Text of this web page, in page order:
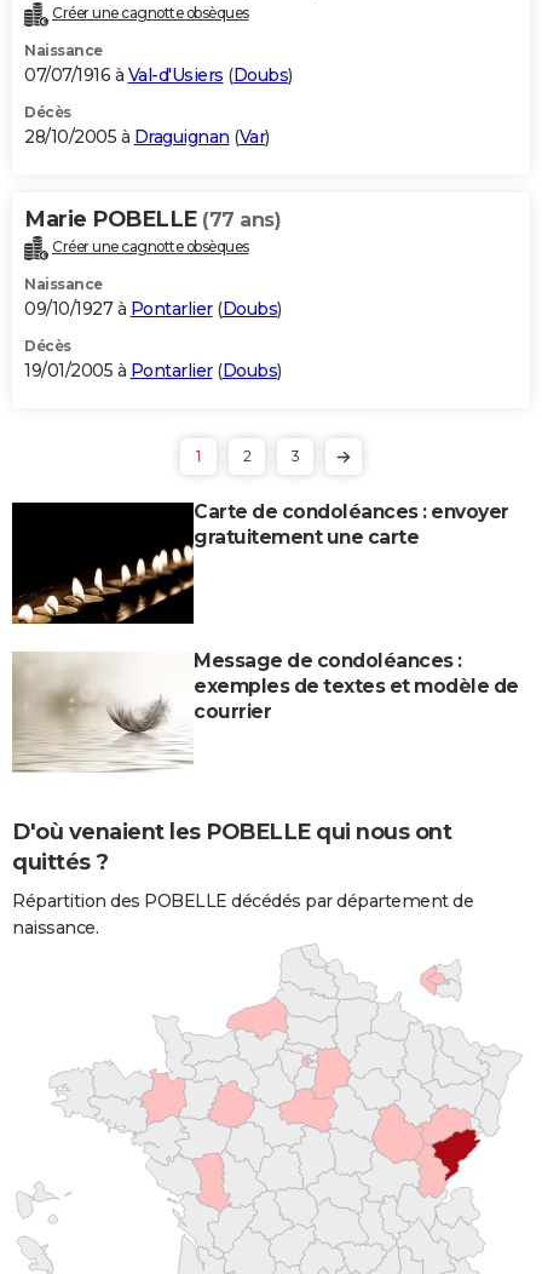
Créer une cagnotte obsèques
Naissance
07/07/1916 à Val-d'Usiers (Doubs)
Décès
28/10/2005 à Draguignan (Var)
Marie POBELLE (77 ans)
Créer une cagnotte obsèques
Naissance
09/10/1927 à Pontarlier(Doubs)
Décès
19/01/2005 à Pontarlier(Doubs)
1 2 3
Carte de condoléances : envoyer
gratuitement une carte
Message de condoléances :
exemples de textes et modèle de
courrier
D'où venaient les POBELLE qui nous ont
quittés ?
Répartition des POBELLE décédés par département de
naissance.